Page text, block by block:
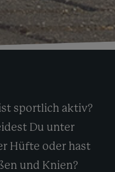
sportlich aktiv?
Du unter
Hüfte oder hast
und Knien?